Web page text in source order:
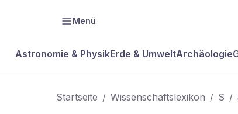
Menü
Astronomie & PhysikErde & UmweltArchäologie
Startseite / Wissenschaftslexikon / S /